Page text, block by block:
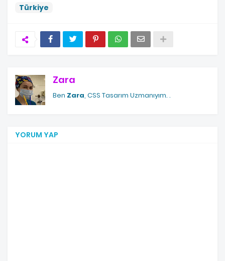
Türkiye
Zara
Ben Zara, CSS Tasarım Uzmanıyım. .
YORUM YAP